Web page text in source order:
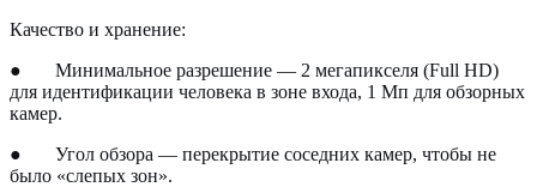
Качество и хранение:
● Минимальное разрешение — 2 мегапикселя (Full HD)
для идентификации человека в зоне входа, 1 Мп для обзорных
камер.
● Угол обзора — перекрытие соседних камер, чтобы не
было «слепых зон».